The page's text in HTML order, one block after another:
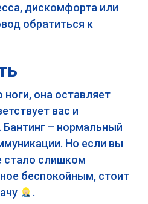
дискомфорта или
обратиться к
ноги, она оставляет
вас и
– нормальный
Но если вы
стало слишком
беспокойным, стоит
.